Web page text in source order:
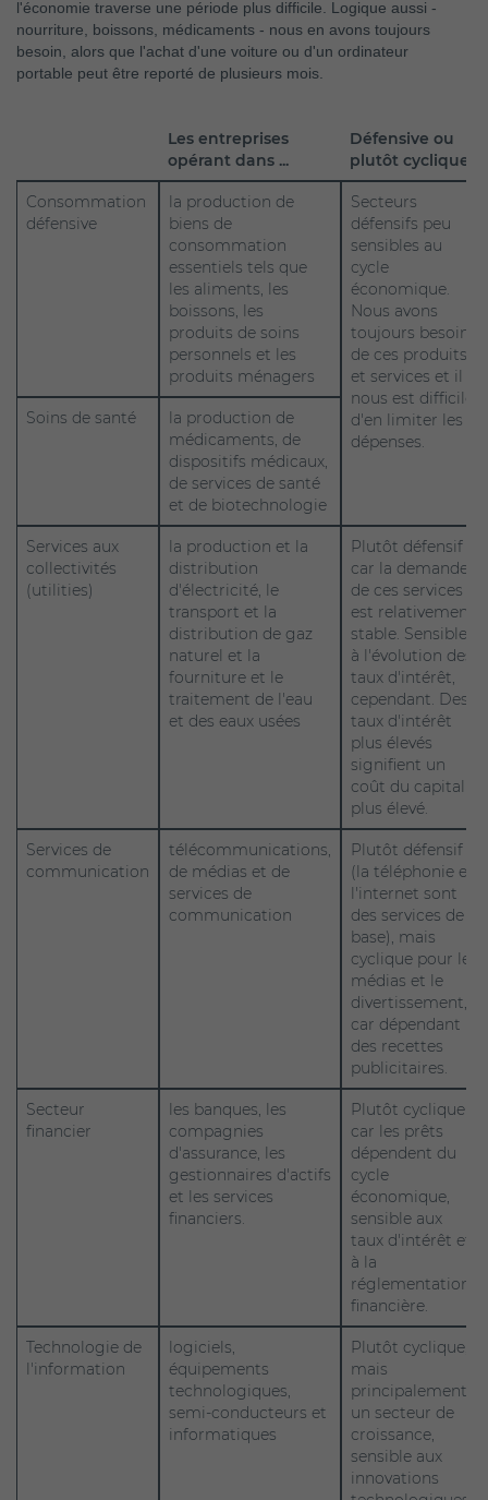
l'économie traverse une période plus difficile. Logique aussi -
nourriture, boissons, médicaments - nous en avons toujours
besoin, alors que l'achat d'une voiture ou d'un ordinateur
portable peut être reporté de plusieurs mois.
Les entreprises
opérant dans ...
Défensive ou
plutôt cyclique
Consommation
défensive
la production de
biens de
consommation
essentiels tels que
les aliments, les
boissons, les
produits de soins
personnels et les
produits ménagers
Secteurs
défensifs peu
sensibles au
cycle
économique.
Nous avons
toujours besoin
de ces produits
et services et il
nous est difficile
d'en limiter les
dépenses.
Soins de santé
la production de
médicaments, de
dispositifs médicaux,
de services de santé
et de biotechnologie
Services aux
collectivités
(utilities)
la production et la
distribution
d'électricité, le
transport et la
distribution de gaz
naturel et la
fourniture et le
traitement de l'eau
et des eaux usées
Plutôt défensif
car la demande
de ces services
est relativement
stable. Sensible
à l'évolution des
taux d'intérêt,
cependant. Des
taux d'intérêt
plus élevés
signifient un
coût du capital
plus élevé.
Services de
communication
télécommunications,
de médias et de
services de
communication
Plutôt défensif
(la téléphonie et
l'internet sont
des services de
base), mais
cyclique pour les
médias et le
divertissement,
car dépendant
des recettes
publicitaires.
Secteur
financier
les banques, les
compagnies
d'assurance, les
gestionnaires d'actifs
et les services
financiers.
Plutôt cyclique
car les prêts
dépendent du
cycle
économique,
sensible aux
taux d'intérêt et
à la
réglementation
financière.
Technologie de
l'information
logiciels,
équipements
technologiques,
semi-conducteurs et
informatiques
Plutôt cyclique,
mais
principalement
un secteur de
croissance,
sensible aux
innovations